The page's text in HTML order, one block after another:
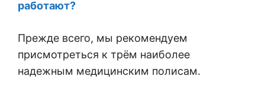
работают?
Прежде всего, мы рекомендуем
присмотреться к трём наиболее
надежным медицинским полисам.